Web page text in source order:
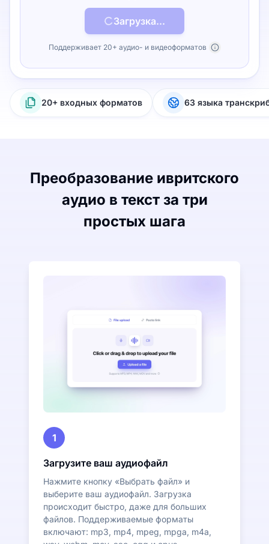
Загрузка...
Поддерживает 20+ аудио- и видеоформатов
20+ входных форматов 63 языка
Преобразование ивритского
аудио в текст за три
простых шага
1
Загрузите ваш аудиофайл
Нажмите кнопку «Выбрать файл» и
выберите ваш аудиофайл. Загрузка
происходит быстро, даже для больших
файлов. Поддерживаемые форматы
включают: mp3, mp4, mpeg, mpga, m4a,